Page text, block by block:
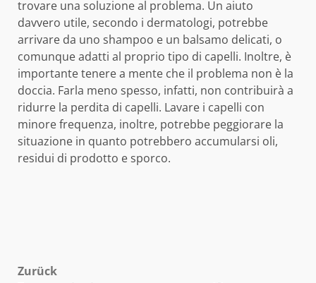
trovare una soluzione al problema. Un aiuto
davvero utile, secondo i dermatologi, potrebbe
arrivare da uno shampoo e un balsamo delicati, o
comunque adatti al proprio tipo di capelli. Inoltre, è
importante tenere a mente che il problema non è la
doccia. Farla meno spesso, infatti, non contribuirà a
ridurre la perdita di capelli. Lavare i capelli con
minore frequenza, inoltre, potrebbe peggiorare la
situazione in quanto potrebbero accumularsi oli,
residui di prodotto e sporco.
Beitragsnavigation
Zurück